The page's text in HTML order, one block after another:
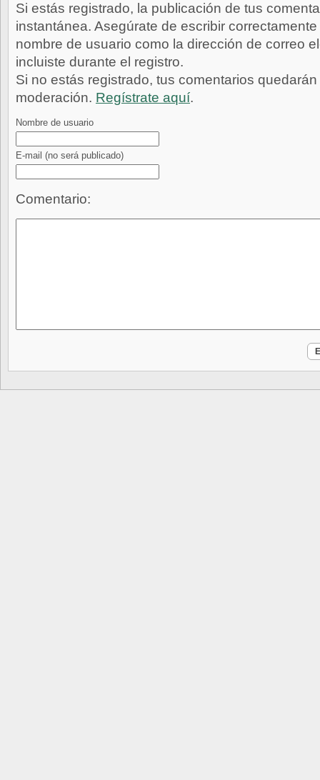
Si estás registrado, la publicación de tus
instantánea. Asegúrate de escribir
nombre de usuario como la dirección de correo
incluiste durante el registro.
Si no estás registrado, tus comentarios
moderación. Regístrate aquí.
Nombre de usuario
E-mail (no será publicado)
Comentario: